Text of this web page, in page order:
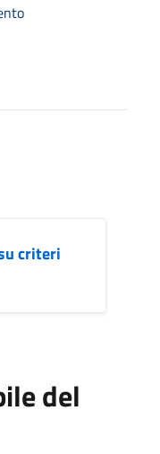
criteri
del